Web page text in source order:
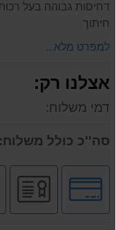
דחיסות גבוהה בעל
חיתוך
למפרט מלא...
אצלנו רק:
דמי משלוח:
סה''כ כולל משלוח:
לחץ
לאפשרויות
תשלומים